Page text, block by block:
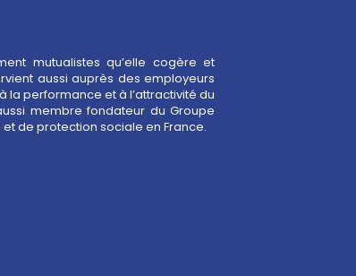
mutualistes qu’elle cogère et
aussi auprès des employeurs
de protection sociale en France.